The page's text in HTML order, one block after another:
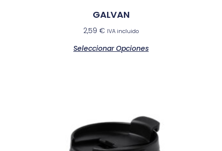
GALVAN
2,59 € IVA incluido
Seleccionar Opciones